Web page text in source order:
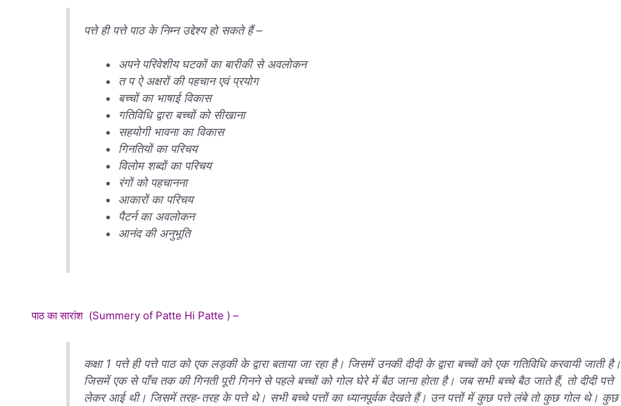
पत्ते ही पत्ते पाठ के निम्न उद्देश्य हो सकते हैं –
अपने परिवेशीय घटकों का बारीकी से अवलोकन
त प ऐ अक्षरों की पहचान एवं प्रयोग
बच्चों का भाषाई विकास
गतिविधि द्वारा बच्चों को सीखाना
सहयोगी भावना का विकास
गिनतियों का परिचय
विलोम शब्दों का परिचय
रंगों को पहचानना
आकारों का परिचय
पैटर्न का अवलोकन
आनंद की अनुभूति
पाठ का सारांश (Summery of Patte Hi Patte ) –
कक्षा 1 पत्ते ही पत्ते पाठ को एक लड़की के द्वारा बताया जा रहा है। जिसमें उनकी दीदी के द्वारा बच्चों को एक गतिविधि करवायी जाती है।
जिसमें एक से पाँच तक की गिनती पूरी गिनने से पहले बच्चों को गोल घेरे में बैठ जाना होता है। जब सभी बच्चे बैठ जाते हैं, तो दीदी पत्ते
लेकर आई थी। जिसमें तरह-तरह के पत्ते थे। सभी बच्चे पत्तों का ध्यानपूर्वक देखते हैं। उन पत्तों में कुछ पत्ते लंबे तो कुछ गोल थे। कुछ